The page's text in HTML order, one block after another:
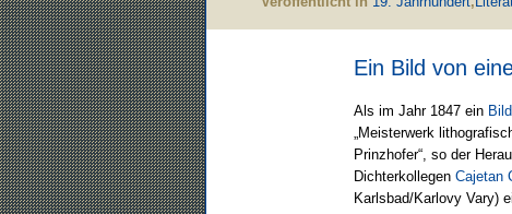
Ein Bild von
Als im Jahr 1847 ein Bild
„Meisterwerk
Prinzhofer“, so der
Dichterkollegen Cajetan
Karlsbad/Karlovy Vary)